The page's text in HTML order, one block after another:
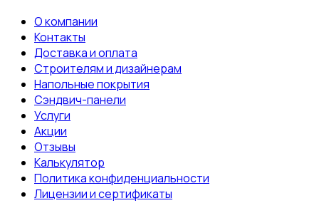
О компании
Контакты
Доставка и оплата
Строителям и дизайнерам
Напольные покрытия
Сэндвич-панели
Услуги
Акции
Отзывы
Калькулятор
Политика конфиденциальности
Лицензии и сертификаты